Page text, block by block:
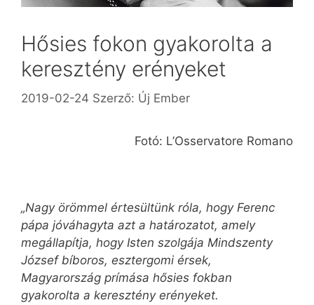
Hősies fokon gyakorolta a
keresztény erényeket
2019-02-24 Szerző: Új Ember
Fotó: L’Osservatore Romano
„Nagy örömmel értesültünk róla, hogy Ferenc
pápa jóváhagyta azt a határozatot, amely
megállapítja, hogy Isten szolgája Mindszenty
József bíboros, esztergomi érsek,
Magyarország prímása hősies fokban
gyakorolta a keresztény erényeket.